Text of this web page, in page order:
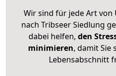
Wir sind für jede Art
nach Tribseer Siedlung
dabei helfen, den
minimieren, damit Sie
Lebensabschnitt